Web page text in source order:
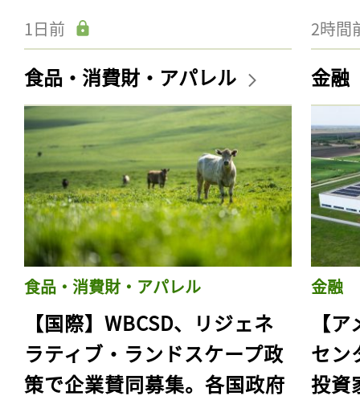
1日前 2時間
食品・消費財・アパレル
食品・消費財・アパレル
【国際】WBCSD、リジェネ
ラティブ・ランドスケープ政
策で企業賛同募集。各国政府
金融
金融
【
セン
投資